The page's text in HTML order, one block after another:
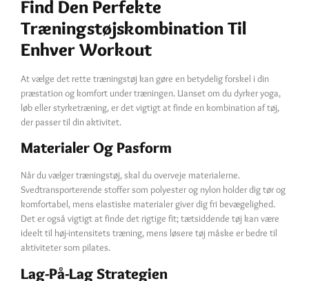
Find Den Perfekte
Træningstøjskombination Til
Enhver Workout
At vælge det rette træningstøj kan gøre en betydelig forskel i din
præstation og komfort under træningen. Uanset om du dyrker yoga,
løb eller styrketræning, er det vigtigt at finde en kombination af tøj,
der passer til din aktivitet.
Materialer Og Pasform
Når du vælger træningstøj, skal du overveje materialerne.
Svedtransporterende stoffer som polyester og nylon holder dig tør og
komfortabel, mens elastiske materialer giver dig fri bevægelighed.
Det er også vigtigt at finde det rigtige fit; tætsiddende tøj kan være
ideelt til høj-intensitets træning, mens løsere tøj måske er bedre til
aktiviteter som pilates.
Lag-På-Lag Strategien